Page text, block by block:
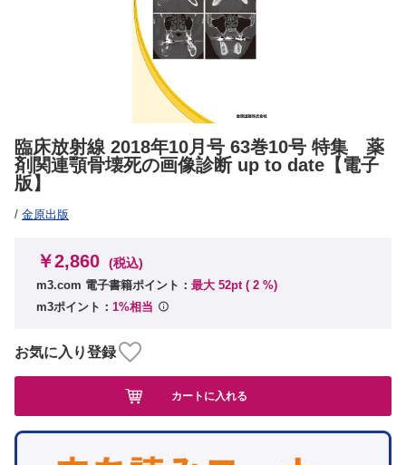
臨床放射線 2018年10月号 63巻10号 特集 薬
剤関連顎骨壊死の画像診断 up to date【電子
版】
/ 金原出版
￥2,860 (税込)
m3.com 電子書籍ポイント： 最大 52pt ( 2 %)
m3ポイント： 1%相当
お気に入り登録
カートに入れる